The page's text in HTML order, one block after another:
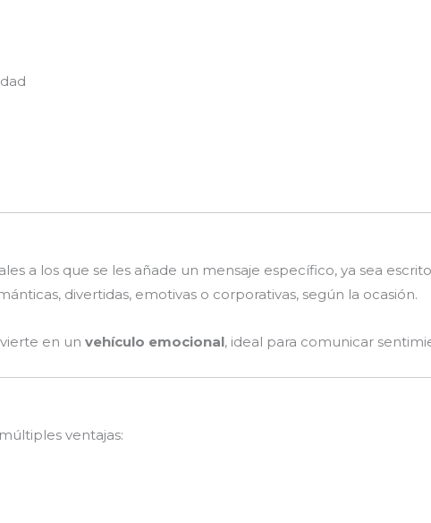
a los que se les añade un mensaje específico, ya sea
divertidas, emotivas o corporativas, según la ocasión.
en un vehículo emocional, ideal para comunicar
ventajas: